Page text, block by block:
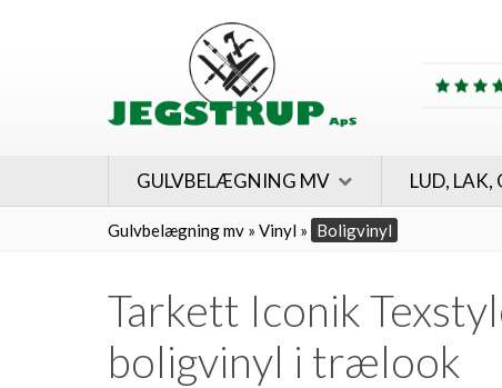
GULVBELÆGNING MV LUD, LAK,
Gulvbelægning mv » Vinyl » Boligvinyl
Tarkett Iconik
boligvinyl i trælook